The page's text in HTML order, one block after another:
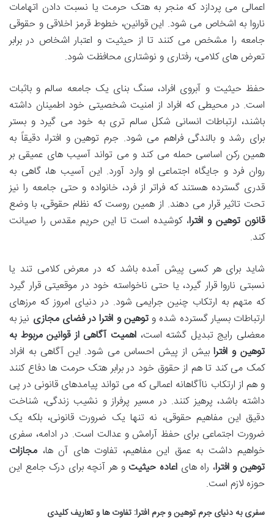
اعمالی می پردازد که منجر به هتک حرمت یا نسبت دادن اتهامات
ناروا به اشخاص می شود. این قوانین، خطوط قرمز اخلاقی و حقوقی
جامعه را مشخص می کنند تا از حیثیت و اعتبار اشخاص در برابر
تعرض های کلامی، رفتاری و نوشتاری محافظت شود.
حفظ حیثیت و آبروی افراد، سنگ بنای یک جامعه سالم و باثبات
است. در محیطی که افراد از امنیت شخصیتی خود اطمینان داشته
باشند، ارتباطات انسانی شکل سالم تری به خود می گیرد و بستر
برای رشد و بالندگی فراهم می شود. جرم توهین و افترا، دقیقاً به
همین رکن اساسی حمله می کند و می تواند آسیب های عمیقی بر
روان فرد و جایگاه اجتماعی او وارد آورد. این آسیب ها، گاهی به
قدری گسترده هستند که فراتر از فرد، خانواده و حتی جامعه را نیز
تحت تاثیر قرار می دهند. از همین روست که نظام حقوقی، با وضع
قانون توهین و افترا، کوشیده است تا این حریم مقدس را صیانت
کند.
شاید برای هر کسی پیش آمده باشد که در معرض کلامی تند یا
نسبتی ناروا قرار گیرد، یا حتی ناخواسته خود در موقعیتی قرار گیرد
که متهم به ارتکاب چنین جرایمی شود. در دنیای امروز که مرزهای
ارتباطات بسیار گسترده شده وتوهین و افترا در فضای مجازی نیز به
معضلی رایج تبدیل گشته است، اهمیت آگاهی از قوانین مربوط به
توهین و افترابیش از پیش احساس می شود. این آگاهی به افراد
کمک می کند تا هم از حقوق خود در برابر هتک حرمت ها دفاع کنند
و هم از ارتکاب ناآگاهانه اعمالی که می تواند پیامدهای قانونی در پی
داشته باشد، پرهیز کنند. در مسیر پرفراز و نشیب زندگی، شناخت
دقیق این مفاهیم حقوقی، نه تنها یک ضرورت قانونی، بلکه یک
ضرورت اجتماعی برای حفظ آرامش و عدالت است. در ادامه، سفری
خواهیم داشت به عمق این مفاهیم، تفاوت های آن ها، مجازات
توهین و افترا، راه هایاعاده حیثیت و هر آنچه برای درک جامع این
حوزه لازم است.
سفری به دنیایجرم توهینوجرم افترا: تفاوت ها و تعاریف کلیدی